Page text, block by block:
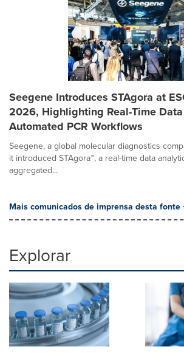
Seegene Introduces STAgora at
2026, Highlighting Real-Time
Automated PCR Workflows
Seegene, a global molecular diagnostics
it introduced STAgora™, a real-time data
aggregated...
Mais comunicados de imprensa desta fonte
Explorar